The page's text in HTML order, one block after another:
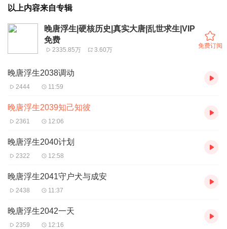
以上内容来自专辑
晚唐浮生|硬核历史|真实大唐|乱世求生|VIP
免费
2335.85万 3.60万
免费订阅
晚唐浮生2038调动
2444 11:59
晚唐浮生2039知己知彼
2361 12:06
晚唐浮生2040计划
2322 12:58
晚唐浮生2041守户犬与成安
2438 11:37
晚唐浮生2042一天
2359 12:16